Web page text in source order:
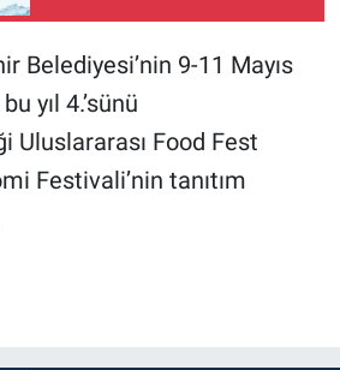
Belediyesi’nin 9-11 Mayıs
yıl 4.’sünü
Uluslararası Food Fest
Festivali’nin tanıtım